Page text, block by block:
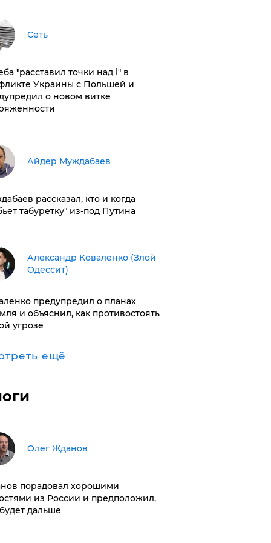
Сеть
"расставил точки над і" в
Украины с Польшей и
о новом витке
Айдер Муждабаев
рассказал, кто и когда
табуретку" из-под Путина
Александр Коваленко (Злой
Одессит)
предупредил о планах
и объяснил, как противостоять
угрозе
ещё
Олег Жданов
порадовал хорошими
из России и предположил,
дальше